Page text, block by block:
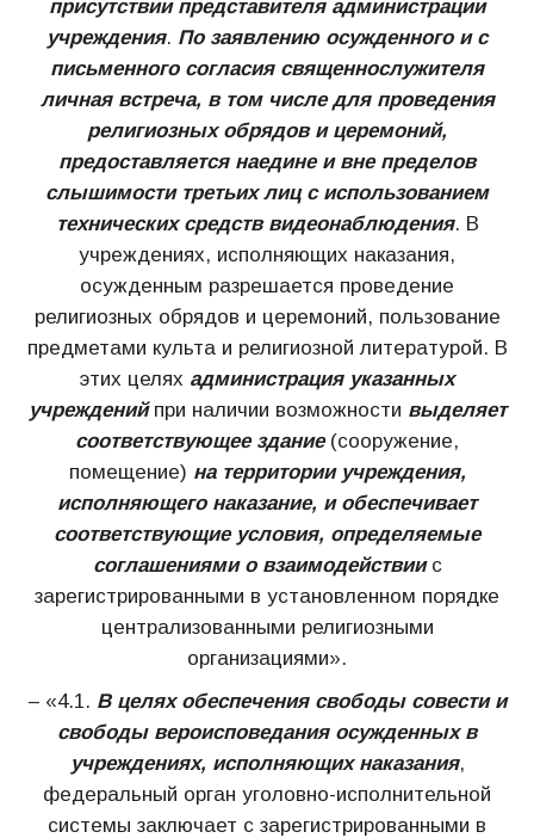
присутствии представителя администрации
учреждения. По заявлению осужденного и с
письменного согласия священнослужителя
личная встреча, в том числе для проведения
религиозных обрядов и церемоний,
предоставляется наедине и вне пределов
слышимости третьих лиц с использованием
технических средств видеонаблюдения. В
учреждениях, исполняющих наказания,
осужденным разрешается проведение
религиозных обрядов и церемоний, пользование
предметами культа и религиозной литературой. В
этих целях администрация указанных
учрежденийпри наличии возможности выделяет
соответствующее здание(сооружение,
помещение) на территории учреждения,
исполняющего наказание, и обеспечивает
соответствующие условия, определяемые
соглашениями о взаимодействиис
зарегистрированными в установленном порядке
централизованными религиозными
организациями».
– «4.1. В целях обеспечения свободы совести и
свободы вероисповедания осужденных в
учреждениях, исполняющих наказания,
федеральный орган уголовно-исполнительной
системы заключает с зарегистрированными в